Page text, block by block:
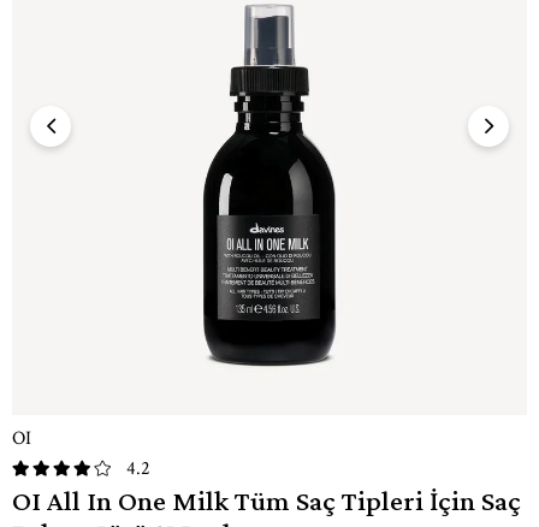
OI
4.2
OI All In One Milk Tüm Saç Tipleri İçin Saç